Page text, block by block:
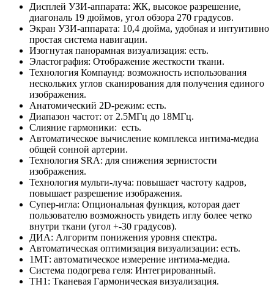
Дисплей УЗИ-аппарата: ЖК, высокое разрешение,
диагональ 19 дюймов, угол обзора 270 градусов.
Экран УЗИ-аппарата: 10,4 дюйма, удобная и интуитивно
простая система навигации.
Изогнутая панорамная визуализация: есть.
Эластография: Отображение жесткости ткани.
Технология Компаунд: возможность использования
нескольких углов сканирования для получения единого
изображения.
Анатомический 2D-режим: есть.
Диапазон частот: от 2.5МГц до 18МГц.
Слияние гармоники: есть.
Автоматическое вычисление комплекса интима-медиа
общей сонной артерии.
Технология SRA: для снижения зернистости
изображения.
Технология мульти-луча: повышает частоту кадров,
повышает разрешение изображения.
Супер-игла: Опциональная функция, которая дает
пользователю возможность увидеть иглу более четко
внутри ткани (угол +-30 градусов).
ДИА: Алгоритм понижения уровня спектра.
Автоматическая оптимизация визуализации: есть.
1МТ: автоматическое измерение интима-медиа.
Система подогрева геля: Интегрированный.
ТН1: Тканевая Гармоническая визуализация.